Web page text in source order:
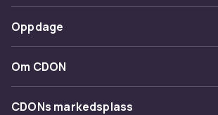
Spor pakke
Angre & returner her
Kontakt oss
Betaling
Levering
Tilbakekallinger
Oppdage
Kategorier
Varemerker
Om CDON
Om oss
CDONs markedsplass